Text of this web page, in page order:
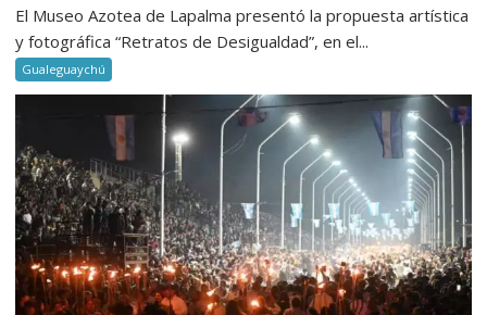
El Museo Azotea de Lapalma presentó la propuesta artística
y fotográfica “Retratos de Desigualdad”, en el...
Gualeguaychú